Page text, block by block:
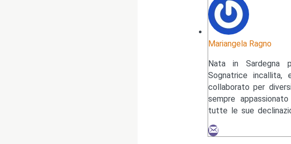
Mariangela Ragno
Nata in Sardegna
Sognatrice incallita,
collaborato per
sempre
tutte le sue